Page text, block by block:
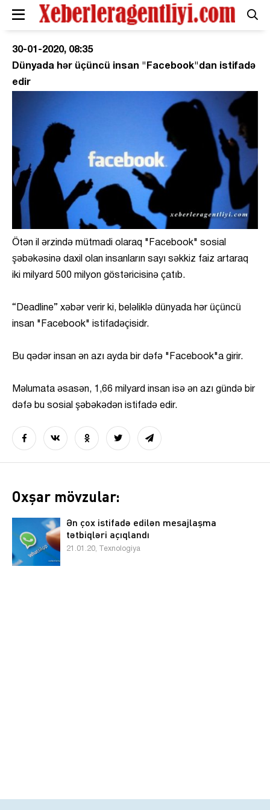
30-01-2020, 08:35
Dünyada hər üçüncü insan "Facebook"dan istifadə
edir
Ötən il ərzində mütmadi olaraq "Facebook" sosial
şəbəkəsinə daxil olan insanların sayı səkkiz faiz artaraq
iki milyard 500 milyon göstəricisinə çatıb.
“Deadline” xəbər verir ki, beləliklə dünyada hər üçüncü
insan "Facebook" istifadəçisidr.
Bu qədər insan ən azı ayda bir dəfə "Facebook"a girir.
Məlumata əsasən, 1,66 milyard insan isə ən azı gündə bir
dəfə bu sosial şəbəkədən istifadə edir.
Oxşar mövzular:
Ən çox istifadə edilən mesajlaşma
tətbiqləri açıqlandı
21.01.20, Texnologiya